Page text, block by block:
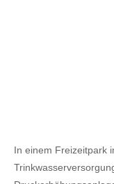
In einem Freizeitpark